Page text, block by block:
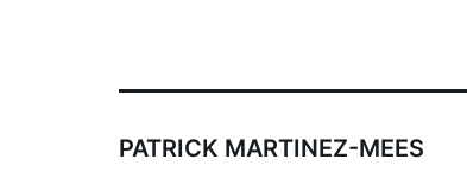
PATRICK MARTINEZ-MEES